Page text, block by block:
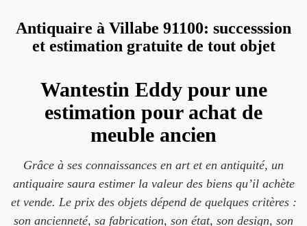
Antiquaire à Villabe 91100: successsion
et estimation gratuite de tout objet
Wantestin Eddy pour une
estimation pour achat de
meuble ancien
Grâce à ses connaissances en art et en antiquité, un
antiquaire saura estimer la valeur des biens qu’il achète
et vende. Le prix des objets dépend de quelques critères :
son ancienneté, sa fabrication, son état, son design, son